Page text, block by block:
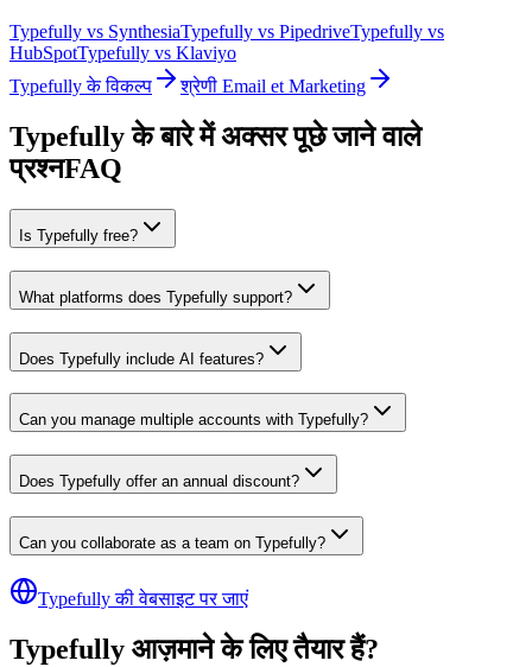
Typefully vs SynthesiaTypefully vs PipedriveTypefully vs
HubSpotTypefully vs Klaviyo
Typefully के विकल्प
श्रेणी Email et Marketing
Typefully के बारे में अक्सर पूछे जाने वाले
प्रश्नFAQ
Is Typefully free?
What platforms does Typefully support?
Does Typefully include AI features?
Can you manage multiple accounts with Typefully?
Does Typefully offer an annual discount?
Can you collaborate as a team on Typefully?
Typefully की वेबसाइट पर जाएं
Typefully आज़माने के लिए तैयार हैं?